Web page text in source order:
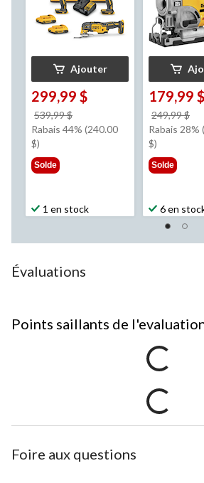
Ajouter
299,99 $
539,99 $
était
Rabais 44% (240.00
$)
Solde
1 en stock
179,99 $
249,99 $
Rabais 28%
$)
Solde
6 en
Évaluations
Points saillants de
Foire aux questions